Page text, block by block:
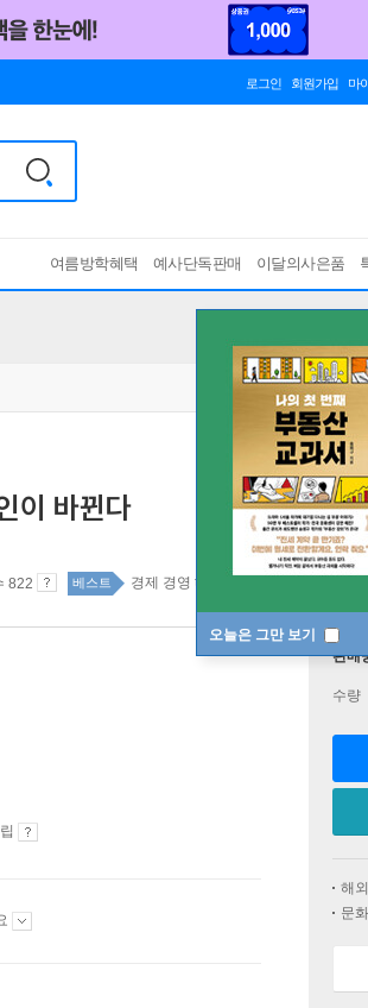
로그인 회원가입 마
여름방학혜택 예사단독판매 이달의사은품
오늘은 그만 보기
이 바뀐다
822 베스트 경제 경영 top100 3주
판매
수량
해
문